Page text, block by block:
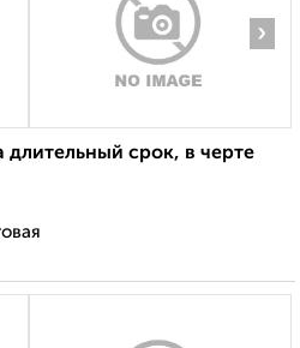
›
срок, в черте